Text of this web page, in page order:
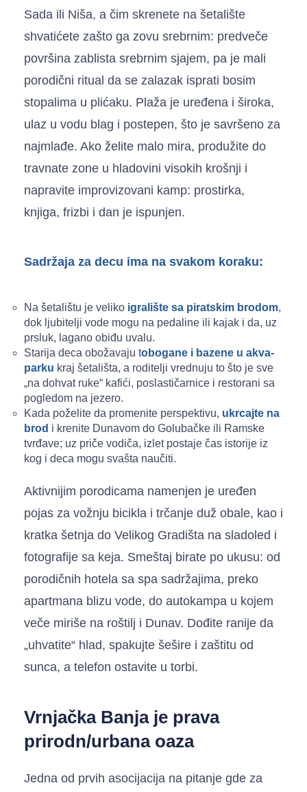
Sada ili Niša, a čim skrenete na šetalište
shvatićete zašto ga zovu srebrnim: predveče
površina zablista srebrnim sjajem, pa je mali
porodični ritual da se zalazak isprati bosim
stopalima u plićaku. Plaža je uređena i široka,
ulaz u vodu blag i postepen, što je savršeno za
najmlađe. Ako želite malo mira, produžite do
travnate zone u hladovini visokih krošnji i
napravite improvizovani kamp: prostirka,
knjiga, frizbi i dan je ispunjen.
Sadržaja za decu ima na svakom koraku:
Na šetalištu je veliko igralište sa piratskim brodom,
dok ljubitelji vode mogu na pedaline ili kajak i da, uz
prsluk, lagano obiđu uvalu.
Starija deca obožavaju tobogane i bazene u akva-
parku kraj šetališta, a roditelji vrednuju to što je sve
„na dohvat ruke“ kafići, poslastičarnice i restorani sa
pogledom na jezero.
Kada poželite da promenite perspektivu, ukrcajte na
brod i krenite Dunavom do Golubačke ili Ramske
tvrđave; uz priče vodiča, izlet postaje čas istorije iz
kog i deca mogu svašta naučiti.
Aktivnijim porodicama namenjen je uređen
pojas za vožnju bicikla i trčanje duž obale, kao i
kratka šetnja do Velikog Gradišta na sladoled i
fotografije sa keja. Smeštaj birate po ukusu: od
porodičnih hotela sa spa sadržajima, preko
apartmana blizu vode, do autokampa u kojem
veče miriše na roštilj i Dunav. Dođite ranije da
„uhvatite“ hlad, spakujte šešire i zaštitu od
sunca, a telefon ostavite u torbi.
Vrnjačka Banja je prava
prirodn/urbana oaza
Jedna od prvih asocijacija na pitanje gde za